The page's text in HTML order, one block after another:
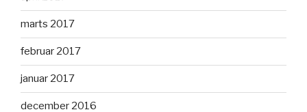
marts 2017
februar 2017
januar 2017
december 2016